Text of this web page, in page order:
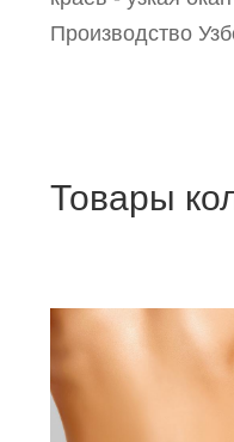
Производство
Товары